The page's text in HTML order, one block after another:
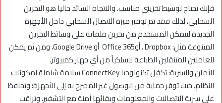
فإنك تحتاج لوسيط تخزيني مناسب، والاتجاه السائد حاليا هو التخزين
السحابي، لذلك فقد تم توفير ميزة الاتصال السحابي داخل الأجهزة
الجديدة ليتمكن المستخدم من تخزين ملفاته على وسائط التخزين
المتنوعة مثل: Dropbox ، أوOffice 365 أو Google Drive، ومن ثم يمكن
للعاملين المتنقلين الطباعة لاسلكياً من أي جهاز كمبيوتر.
الأمان والسرية: تكفل تكنولوجيا ConnectKey سلامة شاملة لمكونات
النظام، حيث توفر حماية من الوصول غير المصرح به إلى الأجهزة؛ وتحافظ
على سرية الاتصالات والمعلومات وبقائها آمنة مع التشفير، وتراقب